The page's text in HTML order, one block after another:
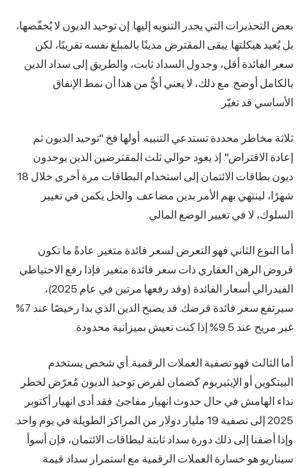
التي يجدر التنويه إليها. إن توحيد الديون لا يُخفّضها،
هيكلتها. يبقى المقترض مدينًا بالمبلغ نفسه تقريبًا، لكن
أقل، وجدول السداد ثابت، والطريق إلى سداد الدين
أوضح. مع ذلك، لا يعني أيٌّ من هذا أن نمط الإنفاق
قد تغيّر.
محددة تستدعي التنبيه. أولها فخ "توحيد الديون ثم
إذ يعود حوالي ثلث المقترضين الذين يوحدون
ديون بطاقات الائتمان إلى استخدام البطاقات مرة أخرى خلال 18
بهم الأمر بدين مضاعف. والحل يكمن في تغيير
لا في تغيير الوضع المالي.
الثاني فهو التعرض لسعر فائدة متغير. عادةً ما تكون
العقاري ذات سعر فائدة متغير. فإذا رفع الاحتياطي
الفيدرالي أسعار الفائدة (وقد رفعها مرتين في عام 2025)،
سيرتفع سعر فائدة قرضك. قد يصبح الدين الذي بدا رخيصًا عند 7%
بميزانية محدودة.
فهو تصفية العملات الرقمية. أي شخص يستخدم
أو الإيثيريوم كضمان لقرض توحيد الديون مُعرّض لخطر
في حال حدوث انهيار مفاجئ. فقد أدى انهيار أكتوبر
2025 إلى تصفية 19 مليار دولار من المراكز الطويلة في يوم واحد.
إلى ذلك دورة سداد ثابتة لبطاقات الائتمان، فإن أسوأ
هو خسارة العملات الرقمية مع استمرار سداد قيمة